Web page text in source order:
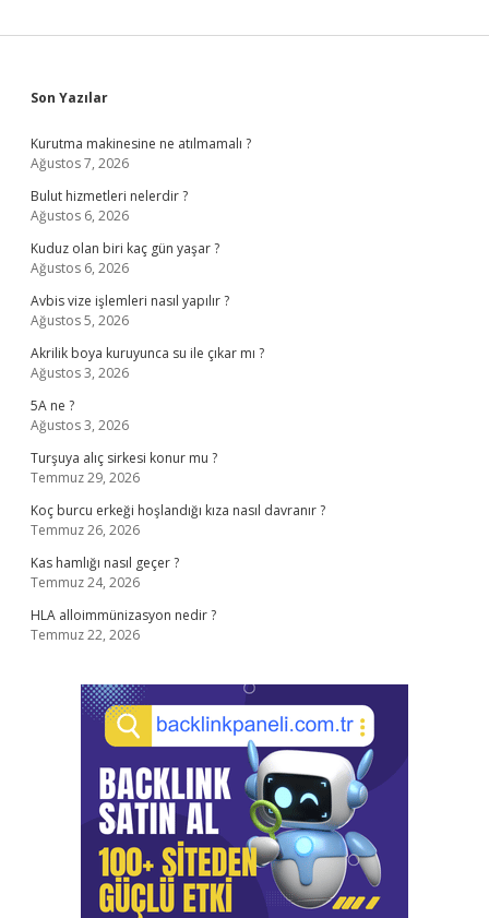
Sidebar
Son Yazılar
Kurutma makinesine ne atılmamalı ?
Ağustos 7, 2026
Bulut hizmetleri nelerdir ?
Ağustos 6, 2026
Kuduz olan biri kaç gün yaşar ?
Ağustos 6, 2026
Avbis vize işlemleri nasıl yapılır ?
Ağustos 5, 2026
Akrilik boya kuruyunca su ile çıkar mı ?
Ağustos 3, 2026
5A ne ?
Ağustos 3, 2026
Turşuya alıç sirkesi konur mu ?
Temmuz 29, 2026
Koç burcu erkeği hoşlandığı kıza nasıl davranır ?
Temmuz 26, 2026
Kas hamlığı nasıl geçer ?
Temmuz 24, 2026
HLA alloimmünizasyon nedir ?
Temmuz 22, 2026